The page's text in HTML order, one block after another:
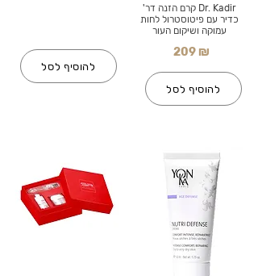
להוסיף לסל
Dr. Kadir קרם הזנה דר'
כדיר עם פיטוסטרול לחות
עמוקה ושיקום העור
209 ₪
להוסיף לסל